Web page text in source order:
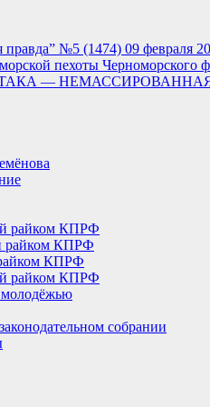
правда” №5 (1474) 09 февраля
пехоты Черноморского
—
райком КПРФ
райком КПРФ
КПРФ
райком КПРФ
молодёжью
собрании